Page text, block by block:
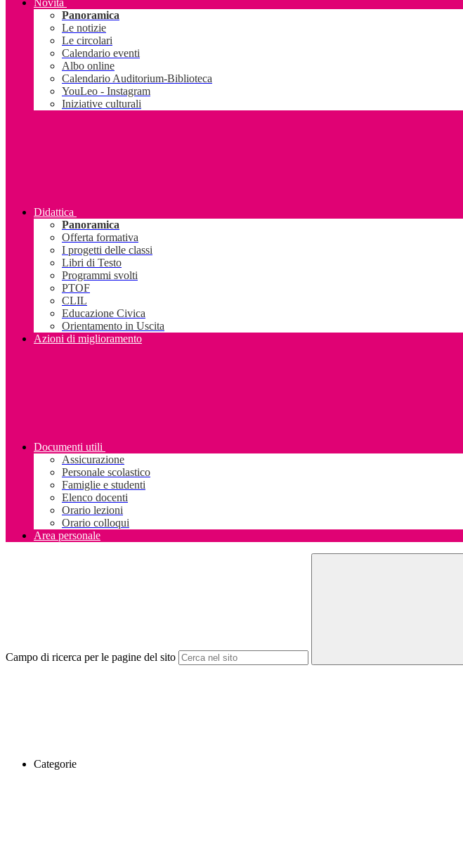
Novità
Panoramica
Le notizie
Le circolari
Calendario eventi
Albo online
Calendario Auditorium-Biblioteca
YouLeo - Instagram
Iniziative culturali
Didattica
Panoramica
Offerta formativa
I progetti delle classi
Libri di Testo
Programmi svolti
PTOF
CLIL
Educazione Civica
Orientamento in Uscita
Azioni di miglioramento
Documenti utili
Assicurazione
Personale scolastico
Famiglie e studenti
Elenco docenti
Orario lezioni
Orario colloqui
Area personale
Campo di ricerca per le pagine del sito
Categorie